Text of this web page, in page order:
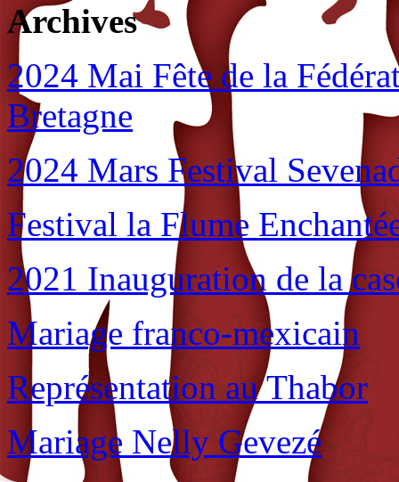
Archives
2024 Mai Fête de la
Bretagne
2024 Mars Festival
Festival la Flume
2021 Inauguration de la
Mariage franco-mexicain
Représentation au Thabor
Mariage Nelly Gevezé